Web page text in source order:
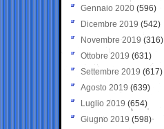
Gennaio 2020 (596)
Dicembre 2019 (542)
Novembre 2019 (316)
Ottobre 2019 (631)
Settembre 2019 (617)
Agosto 2019 (639)
Luglio 2019 (654)
Giugno 2019 (598)